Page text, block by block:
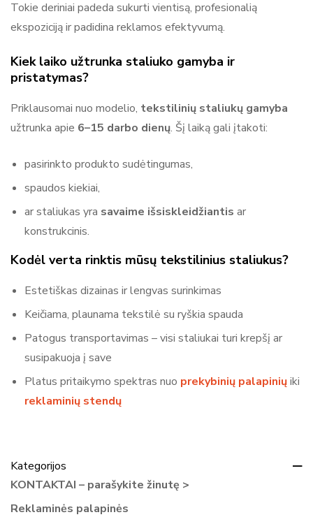
Kategorijos
KONTAKTAI – parašykite žinutę >
Reklaminės palapinės
Tokie deriniai padeda sukurti vientisą, profesionalią
ekspoziciją ir padidina reklamos efektyvumą.
Kiek laiko užtrunka staliuko gamyba ir
pristatymas?
Priklausomai nuo modelio, tekstilinių staliukų gamyba
užtrunka apie 6–15 darbo dienų. Šį laiką gali įtakoti:
pasirinkto produkto sudėtingumas,
spaudos kiekiai,
ar staliukas yra savaime išsiskleidžiantis ar
konstrukcinis.
Kodėl verta rinktis mūsų tekstilinius staliukus?
Estetiškas dizainas ir lengvas surinkimas
Keičiama, plaunama tekstilė su ryškia spauda
Patogus transportavimas – visi staliukai turi krepšį ar
susipakuoja į save
Platus pritaikymo spektras nuo prekybinių palapiniųiki
reklaminių stendų